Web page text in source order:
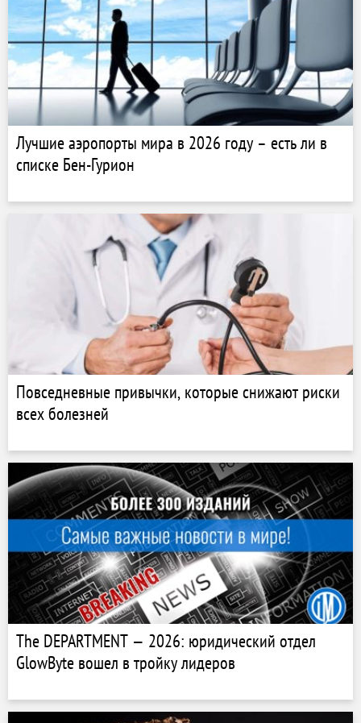
Лучшие аэропорты мира в 2026 году – есть ли в
списке Бен-Гурион
Повседневные привычки, которые снижают риски
всех болезней
The DEPARTMENT — 2026: юридический отдел
GlowByte вошел в тройку лидеров